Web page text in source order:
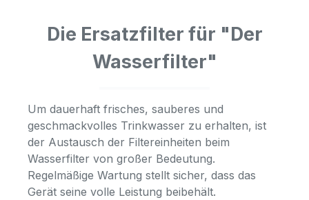
Die Ersatzfilter für "Der
Wasserfilter"
Um dauerhaft frisches, sauberes und
geschmackvolles Trinkwasser zu erhalten, ist
der Austausch der Filtereinheiten beim
Wasserfilter von großer Bedeutung.
Regelmäßige Wartung stellt sicher, dass das
Gerät seine volle Leistung beibehält.